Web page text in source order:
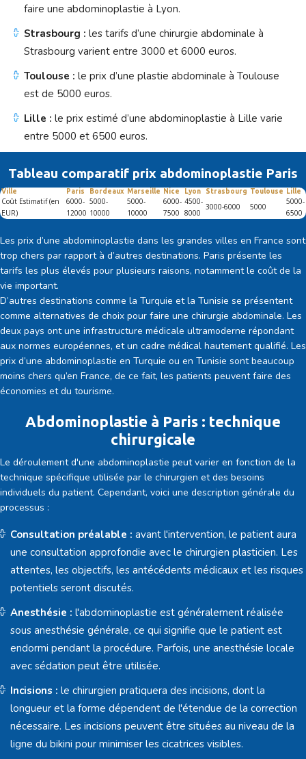
faire une abdominoplastie à Lyon.
Strasbourg : les tarifs d’une chirurgie abdominale à
Strasbourg varient entre 3000 et 6000 euros.
Toulouse : le prix d’une plastie abdominale à Toulouse
est de 5000 euros.
Lille : le prix estimé d’une abdominoplastie à Lille varie
entre 5000 et 6500 euros.
Tableau comparatif prix abdominoplastie Paris
Ville Paris Bordeaux Marseille Nice Lyon Strasbourg Toulouse Lille
Coût Estimatif (en
EUR)
6000-
12000
5000-
10000
5000-
10000
6000-
7500
4500-
8000
3000-6000 5000
5000-
6500
Les prix d’une abdominoplastie dans les grandes villes en France sont
trop chers par rapport à d’autres destinations. Paris présente les
tarifs les plus élevés pour plusieurs raisons, notamment le coût de la
vie important.
D’autres destinations comme la Turquie et la Tunisie se présentent
comme alternatives de choix pour faire une chirurgie abdominale. Les
deux pays ont une infrastructure médicale ultramoderne répondant
aux normes européennes, et un cadre médical hautement qualifié. Les
prix d’une abdominoplastie en Turquie ou en Tunisie sont beaucoup
moins chers qu’en France, de ce fait, les patients peuvent faire des
économies et du tourisme.
Abdominoplastie à Paris : technique
chirurgicale
Le déroulement d'une abdominoplastie peut varier en fonction de la
technique spécifique utilisée par le chirurgien et des besoins
individuels du patient. Cependant, voici une description générale du
processus :
Consultation préalable : avant l'intervention, le patient aura
une consultation approfondie avec le chirurgien plasticien. Les
attentes, les objectifs, les antécédents médicaux et les risques
potentiels seront discutés.
Anesthésie : l'abdominoplastie est généralement réalisée
sous anesthésie générale, ce qui signifie que le patient est
endormi pendant la procédure. Parfois, une anesthésie locale
avec sédation peut être utilisée.
Incisions : le chirurgien pratiquera des incisions, dont la
longueur et la forme dépendent de l'étendue de la correction
nécessaire. Les incisions peuvent être situées au niveau de la
ligne du bikini pour minimiser les cicatrices visibles.